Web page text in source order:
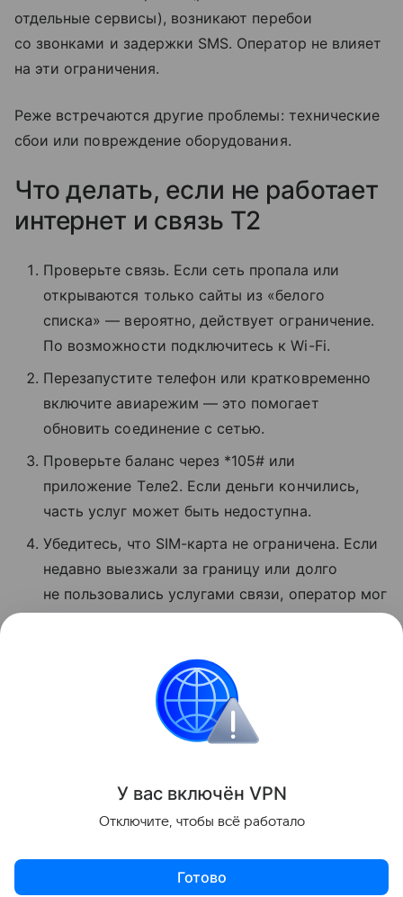
отдельные сервисы), возникают перебои
со звонками и задержки SMS. Оператор не влияет
на эти ограничения.
Реже встречаются другие проблемы: технические
сбои или повреждение оборудования.
Что делать, если не работает
интернет и связь T2
Проверьте связь. Если сеть пропала или
открываются только сайты из «белого
списка» — вероятно, действует ограничение.
По возможности подключитесь к Wi-Fi.
Перезапустите телефон или кратковременно
включите авиарежим — это помогает
обновить соединение с сетью.
Проверьте баланс через *105# или
приложение Tеле2. Если деньги кончились,
часть услуг может быть недоступна.
Убедитесь, что SIM-карта не ограничена. Если
недавно выезжали за границу или долго
не пользовались услугами связи, оператор мог
временно заблокировать звонки и интернет.
в поддержку по номеру 611 с мобильного T2.
Поделиться
У вас включён VPN
Отключите, чтобы всё работало
Готово